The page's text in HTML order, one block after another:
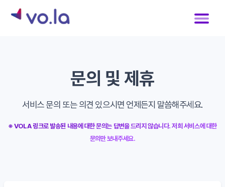
문의 및 제휴
서비스 문의 또는 의견 있으시면 언제든지 말씀해주세요.
※ VOLA 링크로 발송된 내용에 대한 문의는 답변을 드리지 않습니다. 저희 서비스에 대한
문의만 보내주세요.